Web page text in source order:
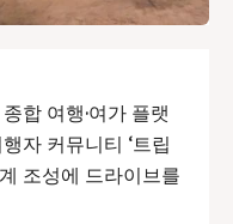
합 여행·여가 플랫
자 커뮤니티 ‘트립
조성에 드라이브를